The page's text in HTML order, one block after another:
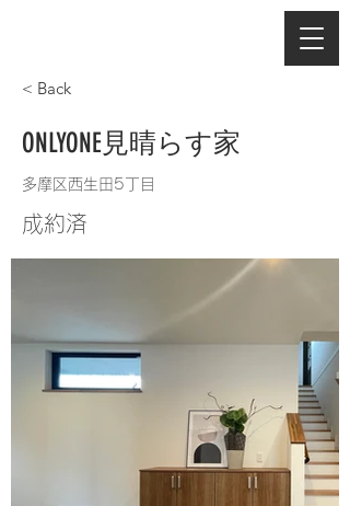
< Back
ONLYONE見晴らす家
多摩区西生田5丁目
成約済